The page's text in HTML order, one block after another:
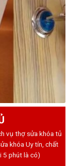
vụ thợ sửa khóa tủ
khóa Uy tín, chất
5 phút là có)